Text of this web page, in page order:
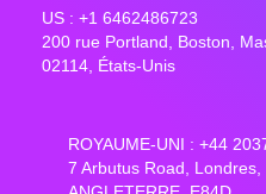
US : +1 6462486723
200 rue Portland, Boston,
02114, États-Unis
ROYAUME-UNI : +44
7 Arbutus Road, Londres,